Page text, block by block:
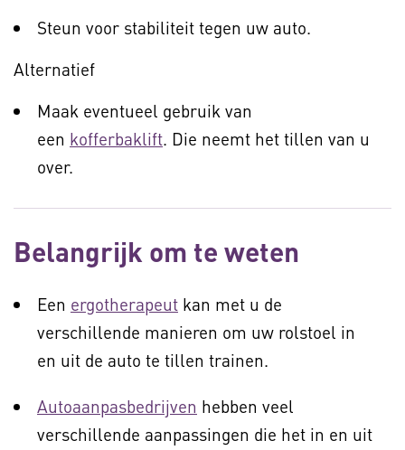
Steun voor stabiliteit tegen uw auto.
Alternatief
Maak eventueel gebruik van
een kofferbaklift. Die neemt het tillen van u
over.
Belangrijk om te weten
Een ergotherapeut kan met u de
verschillende manieren om uw rolstoel in
en uit de auto te tillen trainen.
Autoaanpasbedrijven hebben veel
verschillende aanpassingen die het in en uit